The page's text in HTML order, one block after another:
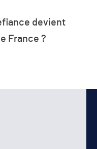
à crédit sur les
la planète